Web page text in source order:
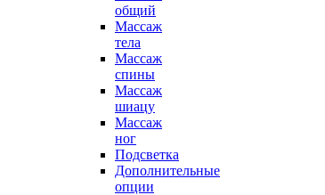
общий
Массаж
тела
Массаж
спины
Массаж
шиацу
Массаж
ног
Подсветка
Дополнительные
опции